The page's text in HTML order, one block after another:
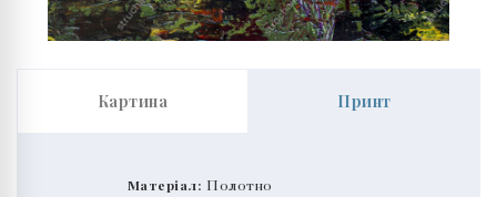
Картина Принт
Матеріал: Полотно